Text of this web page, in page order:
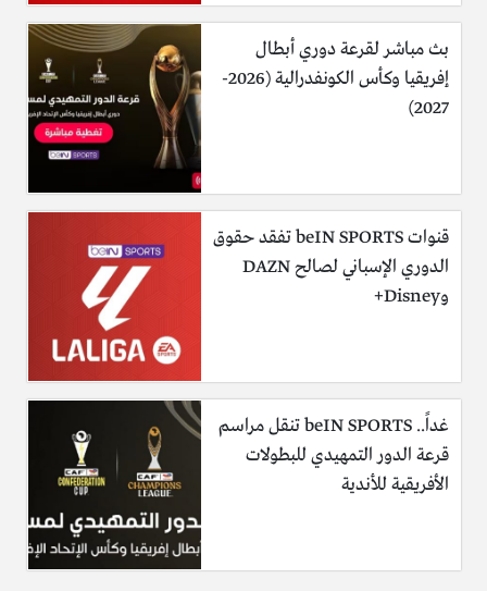
بث مباشر لقرعة دوري أبطال
إفريقيا وكأس الكونفدرالية (2026-
2027)
قنوات beIN SPORTS تفقد حقوق
الدوري الإسباني لصالح DAZN
وDisney+
غداً.. beIN SPORTS تنقل مراسم
قرعة الدور التمهيدي للبطولات
الأفريقية للأندية